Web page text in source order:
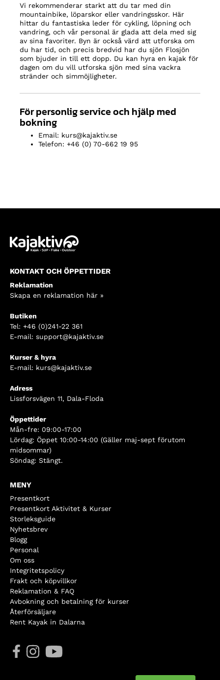
Vi rekommenderar starkt att du tar med din
mountainbike, löparskor eller vandringsskor. Här
hittar du fantastiska leder för cykling, löpning och
vandring, och vår personal är glada att dela med sig
av sina favoriter. Byn är också värd att utforska om
du har tid, och precis bredvid har du sjön Flosjön
som bjuder in till ett dopp. Du kan hyra en kajak för
dagen om du vill utforska sjön med sina vackra
stränder och simmöjligheter.
För personlig service och hjälp med
bokning
Email: kurs@kajaktiv.se
Telefon: +46 (0) 70-662 19 95
KONTAKT OCH ÖPPETTIDER
Reklamation
Skapa en reklamation här »
Butiken
Tel: +46 (0)241-22 361
E-mail: support@kajaktiv.se
Kurser & hyra
E-mail: kurs@kajaktiv.se
Adress
Lissforsvägen 11, Dala-Floda
Öppettider
Mån-fre: 09:00-17:00
Lördag: Öppet 10:00-14:00 (Gäller maj-sept förutom
midsommar)
Söndag: Stängt.
MENY
Presentkort
Presentkort Aktivitet & Kurser
Storleksguide
Nyhetsbrev
Blogg
Personal
Om oss
Integritetspolicy
Frakt och köpvillkor
Reklamation & FAQ
Avbokning och betalning för kurser
Återförsäljare
Rent Kayak in Dalarna